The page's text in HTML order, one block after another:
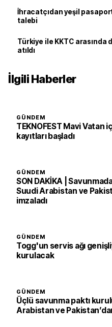
İhracatçıdan yeşil
talebi
Türkiye ile KKTC arasında
atıldı
İlgili Haberler
GÜNDEM
TEKNOFEST Mavi Vatan
kayıtları başladı
GÜNDEM
SON DAKİKA |
Suudi Arabistan ve
imzaladı
GÜNDEM
Togg'un servis ağı
kurulacak
GÜNDEM
Üçlü savunma paktı
Arabistan ve